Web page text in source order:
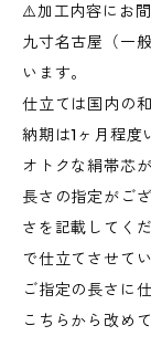
⚠️加工内容にお
九寸名古屋（一
います。
仕立ては国内の
納期は1ヶ月程度
オトクな絹帯芯
長さの指定がご
さを記載してく
で仕立てさせて
ご指定の長さに
こちらから改め